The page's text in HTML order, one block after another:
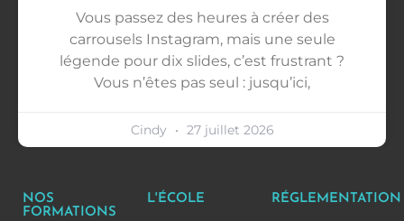
Vous passez des heures à créer des
carrousels Instagram, mais une seule
légende pour dix slides, c’est frustrant ?
Vous n’êtes pas seul : jusqu’ici,
Cindy 27 juillet 2026
NOS
FORMATIONS
L'ÉCOLE RÉGLEMENTATION